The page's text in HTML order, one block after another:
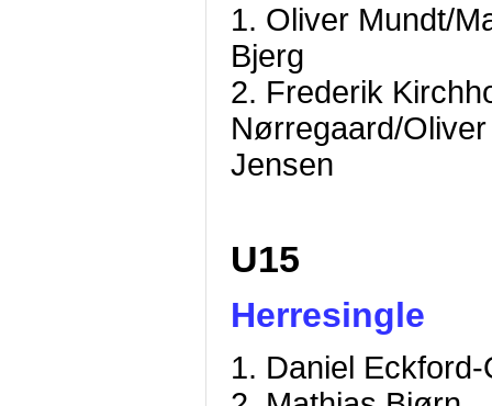
1. Oliver Mundt/
Bjerg
2. Frederik
Nørregaard/
Jensen
U15
Herresingle
1. Daniel Eckford-